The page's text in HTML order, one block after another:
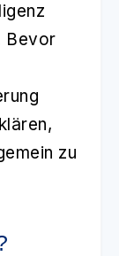
Bevor
zu